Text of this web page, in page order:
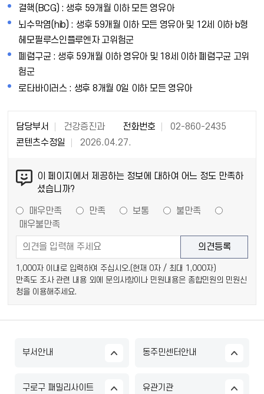
결핵(BCG) : 생후 59개월 이하 모든 영유아
뇌수막염(hib) : 생후 59개월 이하 모든 영유아 및 12세 이하 b형
헤모필루스인플루엔자 고위험군
폐렴구균 : 생후 59개월 이하 영유아 및 18세 이하 폐렴구균 고위
험군
로타바이러스 : 생후 8개월 0일 이하 모든 영유아
담당부서 건강증진과 전화번호
02-860-2435
콘텐츠수정일
2026.04.27.
이 페이지에서 제공하는 정보에 대하여 어느 정도 만족하
셨습니까?
매우만족 만족 보통
불만족
매우불만족
1,000자 이내로 입력하여 주십시오.(현재 0자 / 최대 1,000자)
만족도 조사 관련 내용 외에 문의사항이나 민원내용은 종합민원의 민원신
청을 이용해주세요.
부서안내 동주민센터안내
구로구 패밀리사이트 유관기관